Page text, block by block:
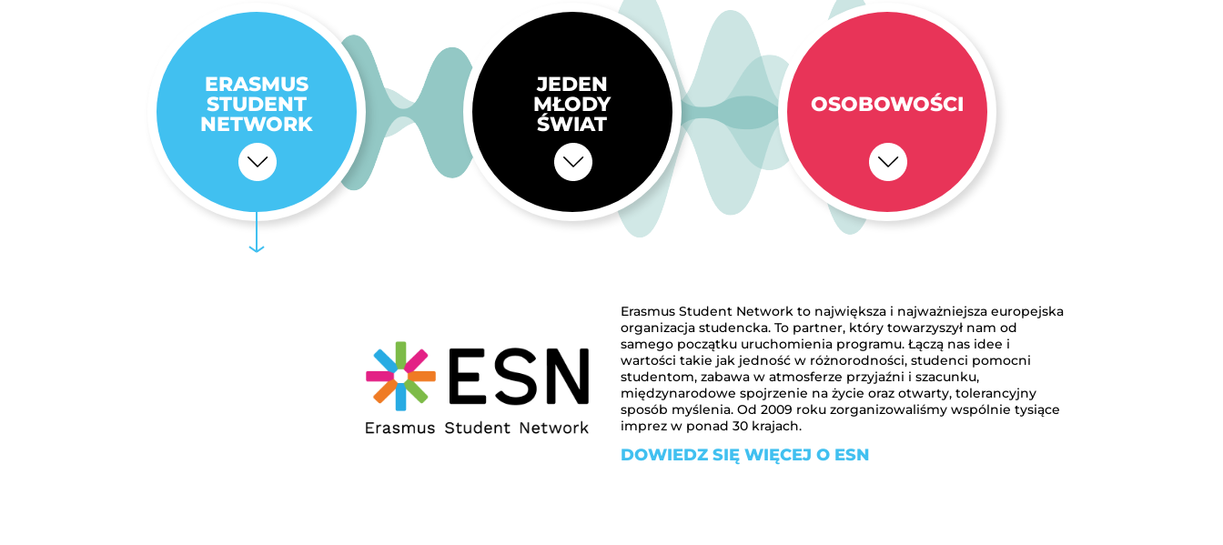
ERASMUS
STUDENT
NETWORK
JEDEN
MŁODY
ŚWIAT
OSOBOWOŚCI
Erasmus Student Network to największa i najważniejsza europejska
organizacja studencka. To partner, który towarzyszył nam od
samego początku uruchomienia programu. Łączą nas idee i
wartości takie jak jedność w różnorodności, studenci pomocni
studentom, zabawa w atmosferze przyjaźni i szacunku,
międzynarodowe spojrzenie na życie oraz otwarty, tolerancyjny
sposób myślenia. Od 2009 roku zorganizowaliśmy wspólnie tysiące
imprez w ponad 30 krajach.
DOWIEDZ SIĘ WIĘCEJ O ESN